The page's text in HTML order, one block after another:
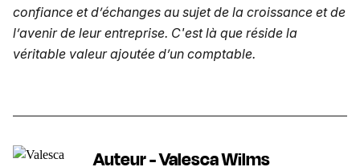
confiance et d’échanges au sujet de la croissance et de
l’avenir de leur entreprise. C'est là que réside la
véritable valeur ajoutée d’un comptable.
Auteur - Valesca Wilms